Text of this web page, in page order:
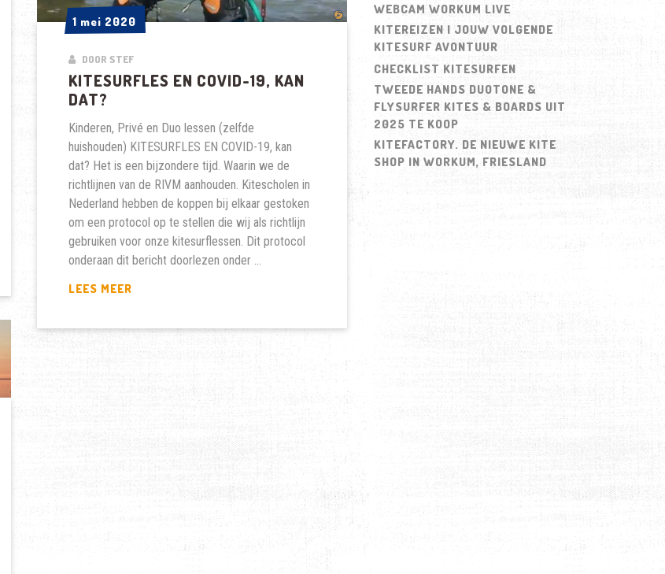
1 mei 2020
1 mei 2020
DOOR STEF
KITESURFLES EN COVID-19, KAN
DAT?
Kinderen, Privé en Duo lessen (zelfde
huishouden) KITESURFLES EN COVID-19, kan
dat? Het is een bijzondere tijd. Waarin we de
richtlijnen van de RIVM aanhouden. Kitescholen in
Nederland hebben de koppen bij elkaar gestoken
om een protocol op te stellen die wij als richtlijn
gebruiken voor onze kitesurflessen. Dit protocol
onderaan dit bericht doorlezen onder …
LEES MEER
19,
KAN
WEBCAM WORKUM LIVE
KITEREIZEN | JOUW VOLGENDE
KITESURF AVONTUUR
CHECKLIST KITESURFEN
TWEEDE HANDS DUOTONE &
FLYSURFER KITES & BOARDS UIT
2025 TE KOOP
KITEFACTORY. DE NIEUWE KITE
SHOP IN WORKUM, FRIESLAND